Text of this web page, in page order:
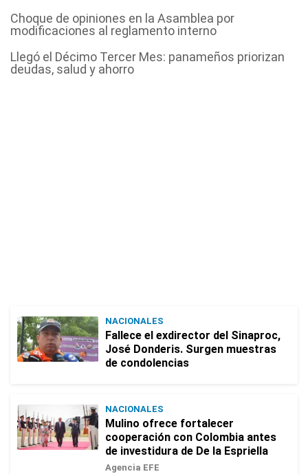
Choque de opiniones en la Asamblea por
modificaciones al reglamento interno
Llegó el Décimo Tercer Mes: panameños priorizan
deudas, salud y ahorro
NACIONALES
Fallece el exdirector del Sinaproc,
José Donderis. Surgen muestras
de condolencias
NACIONALES
Mulino ofrece fortalecer
cooperación con Colombia antes
de investidura de De la Espriella
Agencia EFE